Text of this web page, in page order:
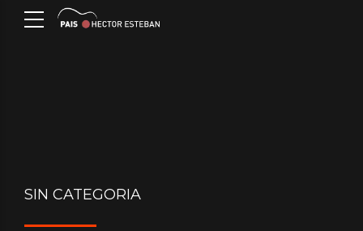
SIN CATEGORIA